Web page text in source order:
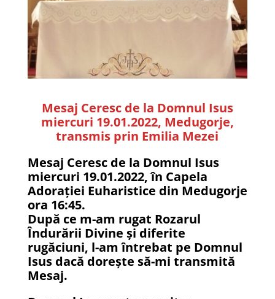
Mesaj Ceresc de la Domnul Isus
miercuri 19.01.2022, Medugorje,
transmis prin Emilia Mezei
Mesaj Ceresc de la Domnul Isus
miercuri 19.01.2022, în Capela
Adorației Euharistice din Medugorje
ora 16:45.
După ce m-am rugat Rozarul
Îndurării Divine și diferite
rugăciuni, l-am întrebat pe Domnul
Isus dacă dorește să-mi transmită
Mesaj.